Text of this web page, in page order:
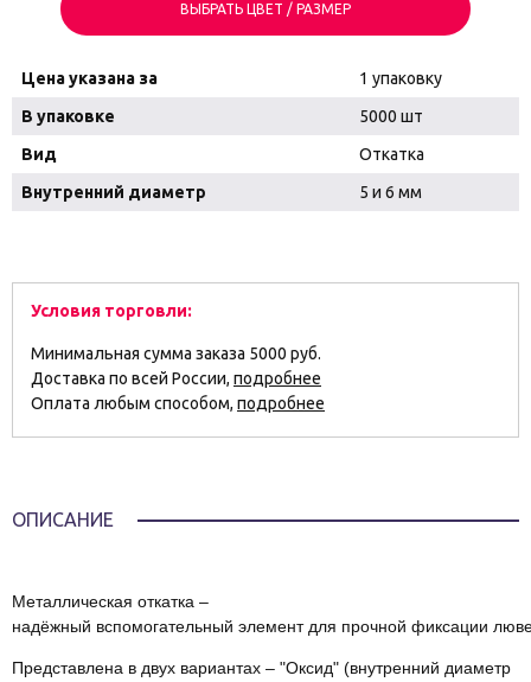
ВЫБРАТЬ ЦВЕТ / РАЗМЕР
Цена указана за
1 упаковку
В упаковке
5000 шт
Вид
Откатка
Внутренний диаметр
5 и 6 мм
Условия торговли:
Минимальная сумма заказа 5000 руб.
Доставка по всей России, подробнее
Оплата любым способом, подробнее
ОПИСАНИЕ
Металлическая откатка –
надёжный вспомогательный элементдля прочной фиксации
Представлена в двух вариантах – "Оксид" (внутренний диаметр